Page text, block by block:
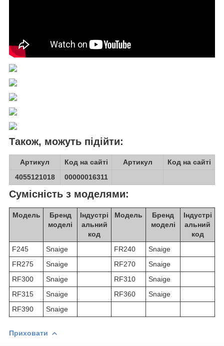
Також, можуть підійти:
Артикул Код на сайті Артикул
Код на сайті
4055121018
00000016311
Сумісність з моделями:
Модель
Бренд
моделі
Індустрі
альний
код
Модель
Бренд
моделі
Індустрі
альний
код
F245
Snaige FR240
Snaige
FR275
Snaige RF270
Snaige
RF300
Snaige RF310
Snaige
RF315
Snaige RF360
Snaige
RF390
Snaige
Приховати